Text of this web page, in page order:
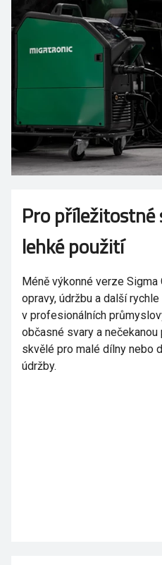
Pro
lehké použití
Méně výkonné verze Sigma
opravy, údržbu a další
v profesionálních
občasné svary a
skvělé pro malé dílny nebo
údržby.